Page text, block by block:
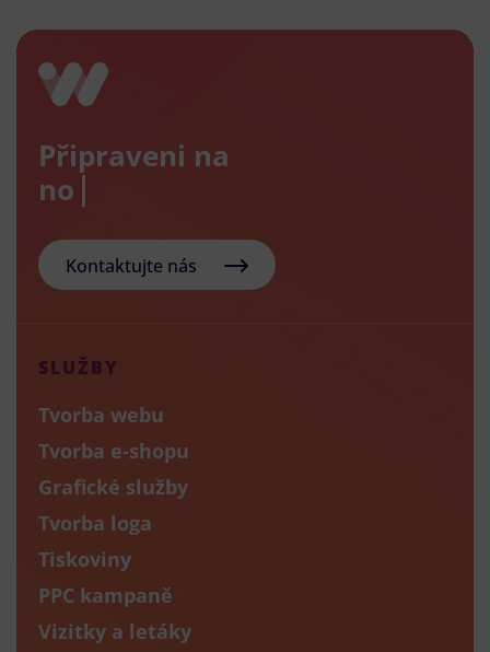
Připraveni na
nový e-s
Kontaktujte nás
SLUŽBY
Tvorba webu
Tvorba e-shopu
Grafické služby
Tvorba loga
Tiskoviny
PPC kampaně
Vizitky a letáky